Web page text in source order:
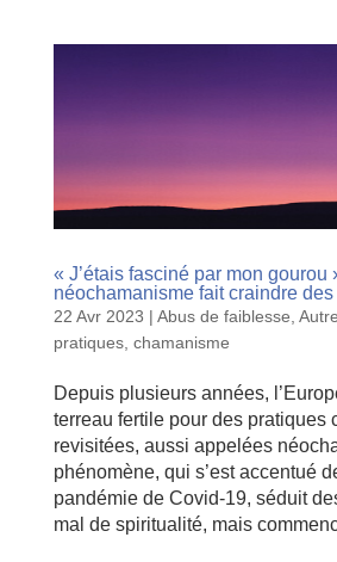
« J’étais fasciné par mon gourou
néochamanisme fait craindre
22 Avr 2023 | Abus de faiblesse,
pratiques, chamanisme
Depuis plusieurs années,
terreau fertile pour des pratiques
revisitées, aussi appelées
phénomène, qui s’est accentué
pandémie de Covid-19, séduit
mal de spiritualité, mais